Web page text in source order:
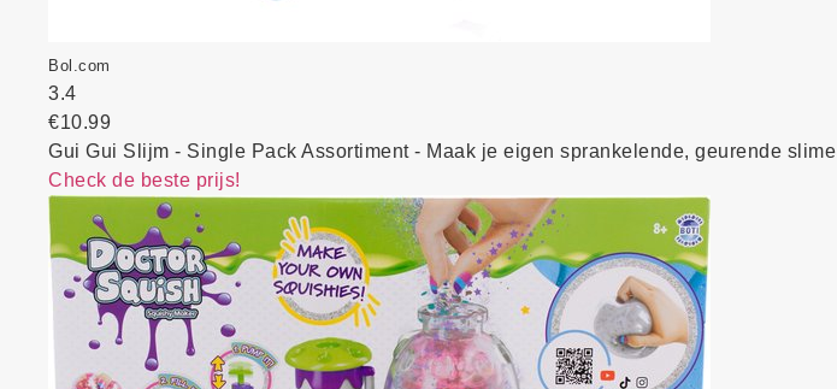
Bol.com
3.4
€10.99
Gui Gui Slijm - Single Pack Assortiment - Maak je eigen sprankelende, geurende slime
Check de beste prijs!